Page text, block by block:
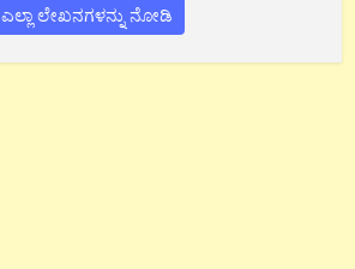
ಎಲ್ಲಾ ಲೇಖನಗಳನ್ನು ನೋಡಿ